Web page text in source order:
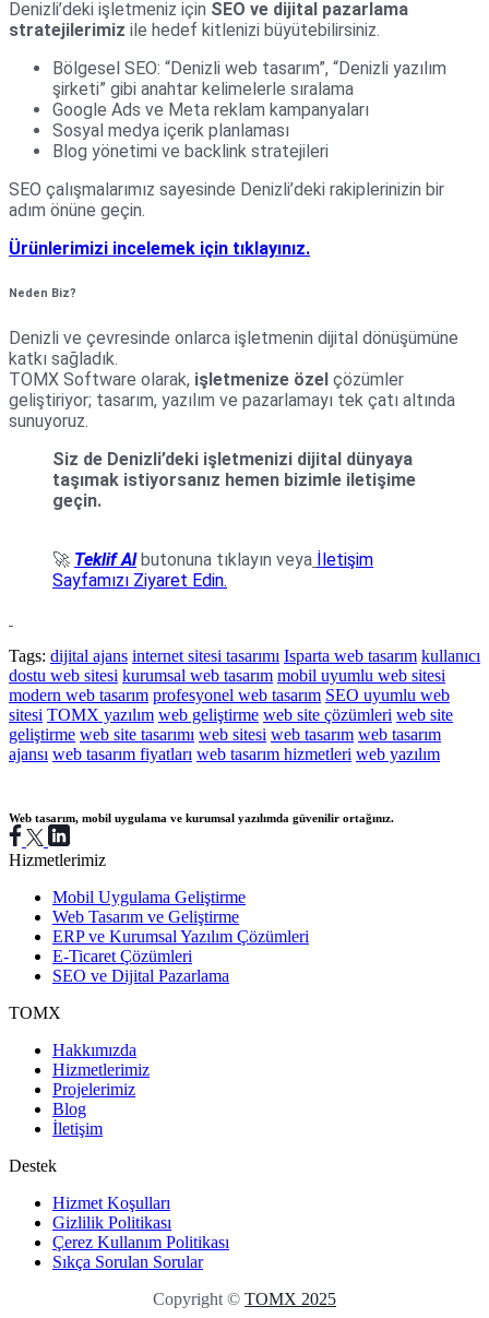
Denizli’deki işletmeniz için SEO ve dijital pazarlama
stratejilerimiz ile hedef kitlenizi büyütebilirsiniz.
Bölgesel SEO: “Denizli web tasarım”, “Denizli yazılım
şirketi” gibi anahtar kelimelerle sıralama
Google Ads ve Meta reklam kampanyaları
Sosyal medya içerik planlaması
Blog yönetimi ve backlink stratejileri
SEO çalışmalarımız sayesinde Denizli’deki rakiplerinizin bir
adım önüne geçin.
Ürünlerimizi incelemek için tıklayınız.
Neden Biz?
Denizli ve çevresinde onlarca işletmenin dijital dönüşümüne
katkı sağladık.
TOMX Software olarak, işletmenize özel çözümler
geliştiriyor; tasarım, yazılım ve pazarlamayı tek çatı altında
sunuyoruz.
Siz de Denizli’deki işletmenizi dijital dünyaya
taşımak istiyorsanız hemen bizimle iletişime
geçin.
🚀 Teklif Albutonuna tıklayın veya İletişim
Sayfamızı Ziyaret Edin.
Tags: dijital ajans internet sitesi tasarımı Isparta web tasarım kullanıcı
dostu web sitesi kurumsal web tasarım mobil uyumlu web sitesi
modern web tasarım profesyonel web tasarım SEO uyumlu web
sitesi TOMX yazılım web geliştirme web site çözümleri web site
geliştirme web site tasarımı web sitesi web tasarım web tasarım
ajansı web tasarım fiyatları web tasarım hizmetleri web yazılım
Web tasarım, mobil uygulama ve kurumsal yazılımda güvenilir ortağınız.
Hizmetlerimiz
Mobil Uygulama Geliştirme
Web Tasarım ve Geliştirme
ERP ve Kurumsal Yazılım Çözümleri
E-Ticaret Çözümleri
SEO ve Dijital Pazarlama
TOMX
Hakkımızda
Hizmetlerimiz
Projelerimiz
Blog
İletişim
Destek
Hizmet Koşulları
Gizlilik Politikası
Çerez Kullanım Politikası
Sıkça Sorulan Sorular
Copyright © TOMX 2025